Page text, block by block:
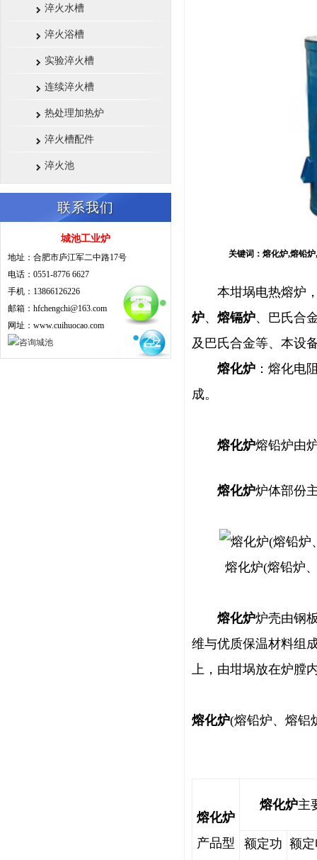
淬火水槽
淬火浴槽
实验淬火槽
连续淬火槽
热处理加热炉
淬火槽配件
淬火池
联系我们
城池工业炉
地址：合肥市庐江军二中路17号
电话：0551-8776 6627
手机：13866126226
邮箱：hfchengchi@163.com
网址：www.cuihuocao.com
关键词：熔化炉,熔铅
本坩埚电热熔炉
炉、 熔镉炉、巴氏合
及巴氏合金等、本设
熔化炉 ：熔化电
成。
熔化炉熔铅炉由
熔化炉炉体部份
熔化炉(熔铅炉
熔化炉炉壳由钢
维与优质保温材料组
上，由坩埚放在炉膛
熔化炉(熔铅炉、熔铝
熔化炉
产品型
熔化炉主
额定功 额